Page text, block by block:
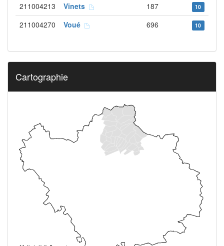
211004213 Vinets 187 10
211004270 Voué 696 10
Cartographie